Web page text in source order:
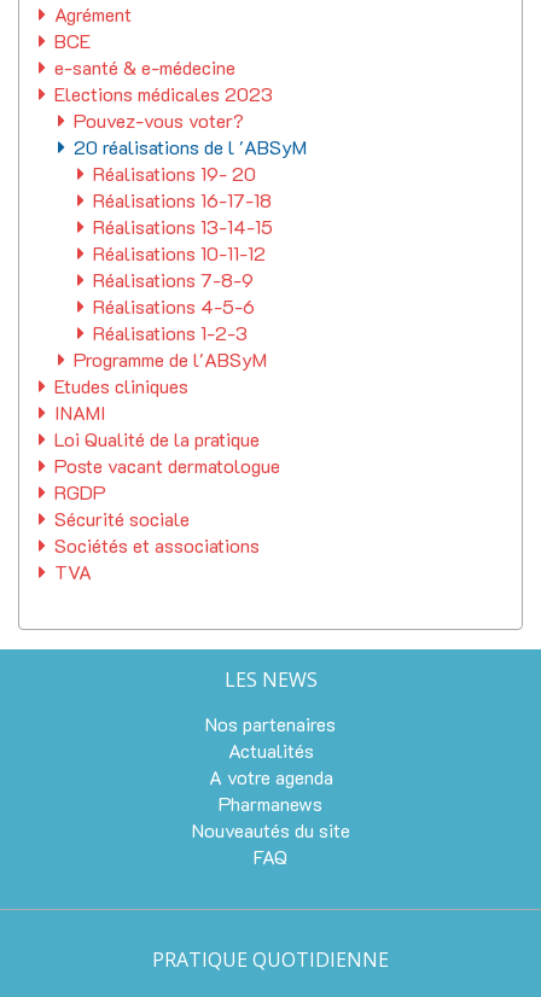
Agrément
BCE
e-santé & e-médecine
Elections médicales 2023
Pouvez-vous voter?
20 réalisations de l 'ABSyM
Réalisations 19- 20
Réalisations 16-17-18
Réalisations 13-14-15
Réalisations 10-11-12
Réalisations 7-8-9
Réalisations 4-5-6
Réalisations 1-2-3
Programme de l'ABSyM
Etudes cliniques
INAMI
Loi Qualité de la pratique
Poste vacant dermatologue
RGDP
Sécurité sociale
Sociétés et associations
TVA
LES NEWS
Nos partenaires
Actualités
A votre agenda
Pharmanews
Nouveautés du site
FAQ
PRATIQUE QUOTIDIENNE